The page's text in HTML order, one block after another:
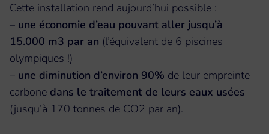
Cette installation rend aujourd’hui possible :
– une économie d’eau pouvant aller jusqu’à
15.000 m3 par an (l’équivalent de 6 piscines
olympiques !)
– une diminution d’environ 90% de leur empreinte
carbone dans le traitement de leurs eaux usées
(jusqu’à 170 tonnes de CO2 par an).